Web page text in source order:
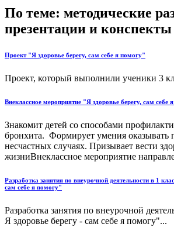
По теме: методические
презентации и конспекты
Проект "Я здоровье берегу, сам себе я помогу"
Проект, который выполнили ученики 3
Внеклассное мероприятие "Я здоровье берегу, сам себе
Знакомит детей со способами
бронхита. Формирует умения оказывать
несчастных случаях. Призывает вести
жизниВнеклассное мероприятие
Разработка занятия по внеурочной деятельности в 1
сам себе я помогу"
Разработка занятия по внеурочной
Я здоровье берегу - сам себе я помогу"...